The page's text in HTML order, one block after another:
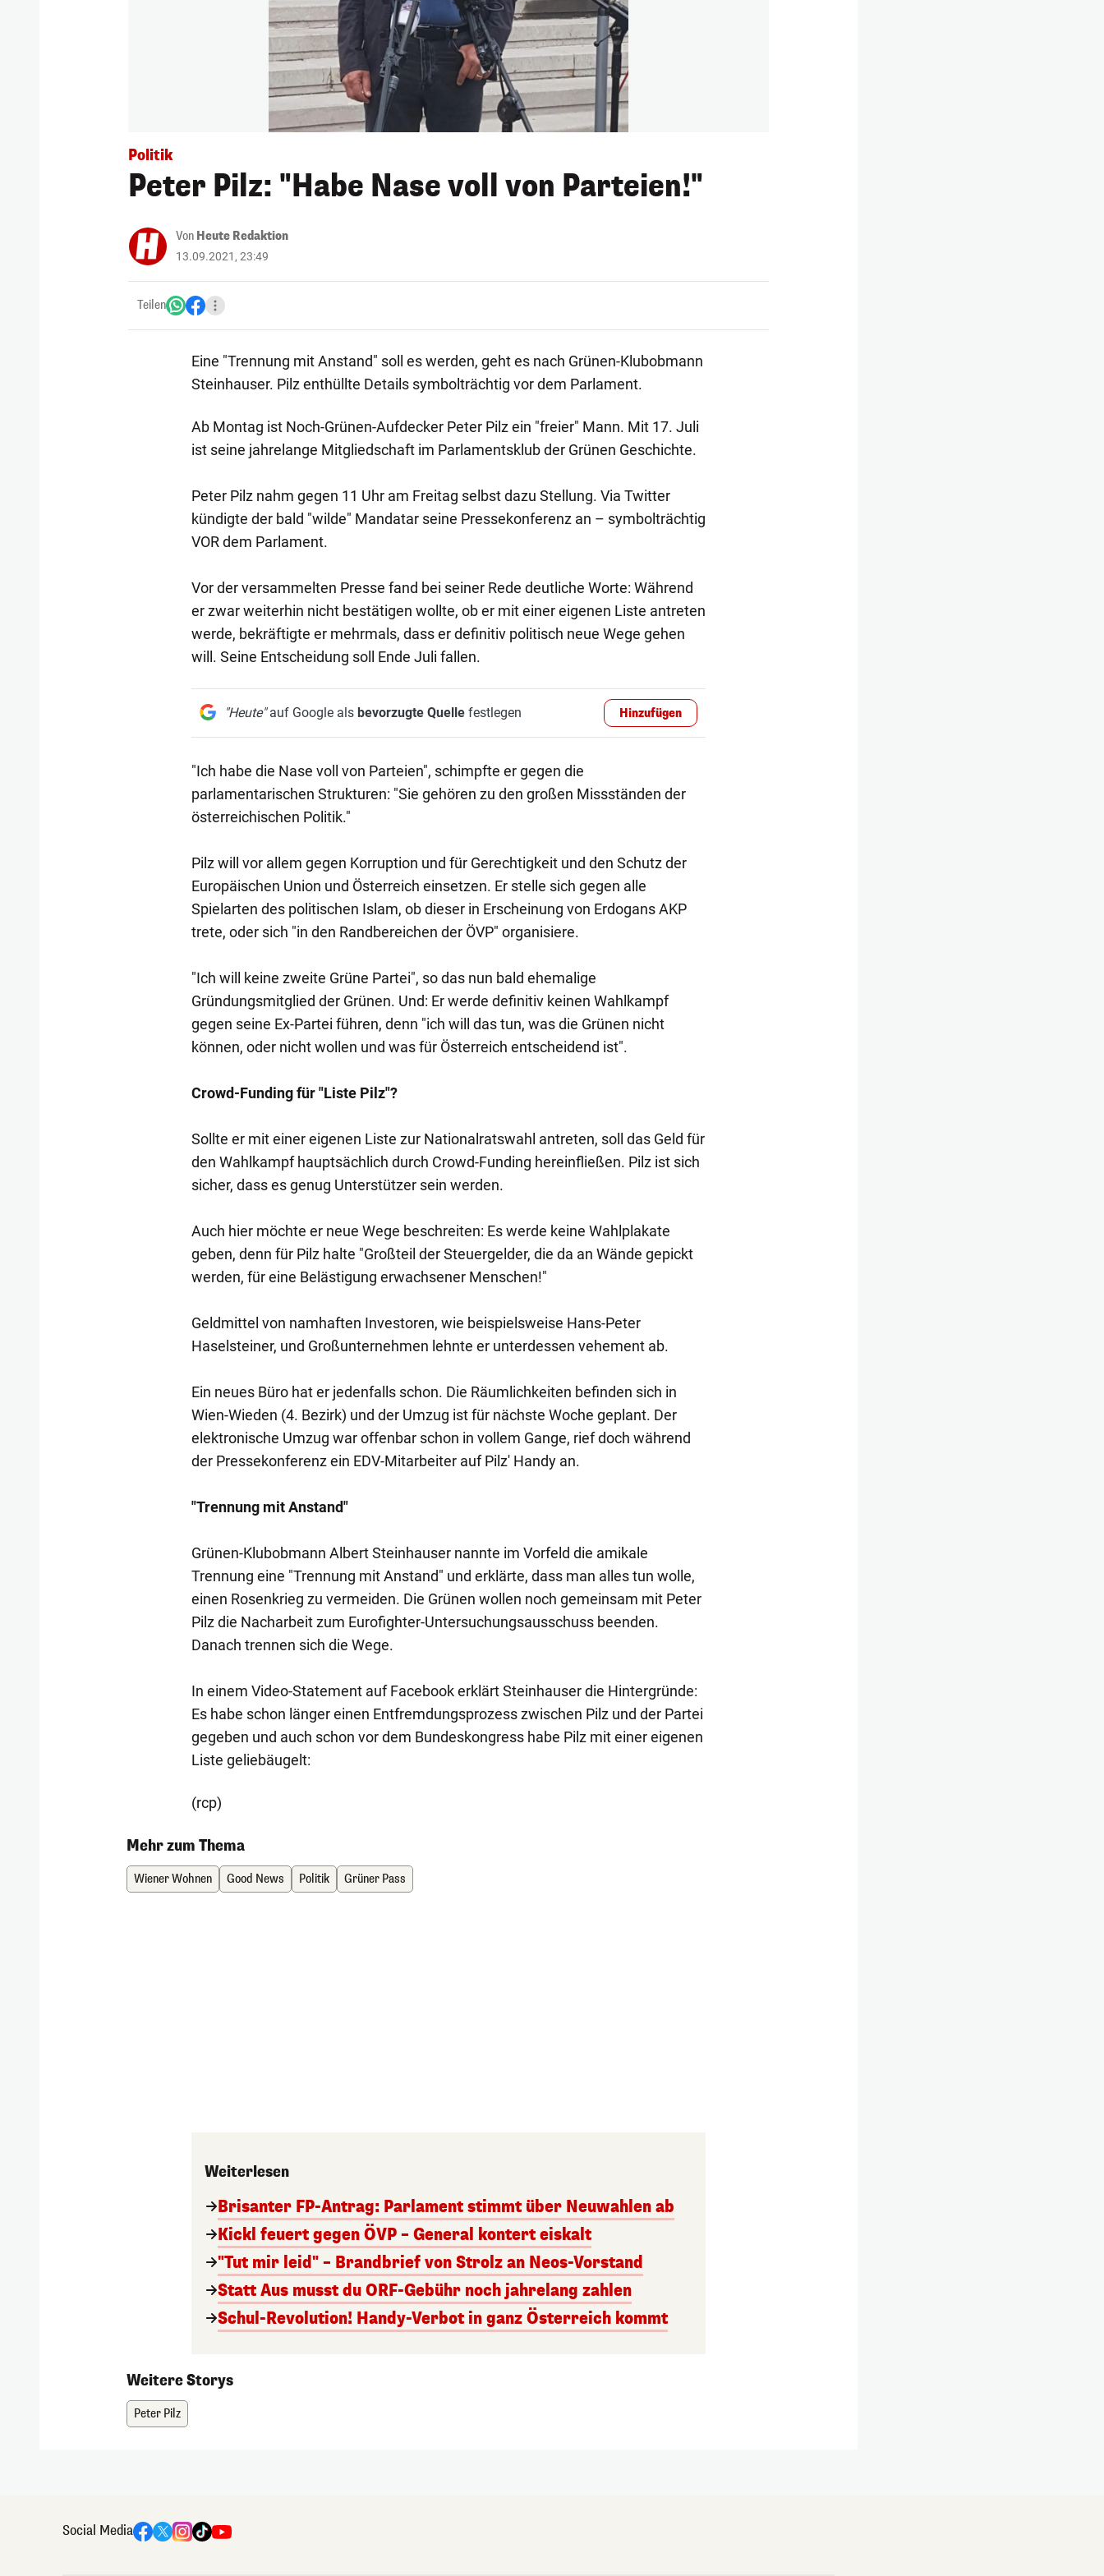
Politik
Peter Pilz: "Habe Nase voll von Parteien!"
Von Heute Redaktion
13.09.2021, 23:49
Teilen
Eine "Trennung mit Anstand" soll es werden, geht es nach Grünen-Klubobmann
Steinhauser. Pilz enthüllte Details symbolträchtig vor dem Parlament.
Ab Montag ist Noch-Grünen-Aufdecker Peter Pilz ein "freier" Mann. Mit 17. Juli
ist seine jahrelange Mitgliedschaft im Parlamentsklub der Grünen Geschichte.
Peter Pilz nahm gegen 11 Uhr am Freitag selbst dazu Stellung. Via Twitter
kündigte der bald "wilde" Mandatar seine Pressekonferenz an – symbolträchtig
VOR dem Parlament.
Vor der versammelten Presse fand bei seiner Rede deutliche Worte: Während
er zwar weiterhin nicht bestätigen wollte, ob er mit einer eigenen Liste antreten
werde, bekräftigte er mehrmals, dass er definitiv politisch neue Wege gehen
will. Seine Entscheidung soll Ende Juli fallen.
"Heute"auf Google als bevorzugte Quellefestlegen Hinzufügen
"Ich habe die Nase voll von Parteien", schimpfte er gegen die
parlamentarischen Strukturen: "Sie gehören zu den großen Missständen der
österreichischen Politik."
Pilz will vor allem gegen Korruption und für Gerechtigkeit und den Schutz der
Europäischen Union und Österreich einsetzen. Er stelle sich gegen alle
Spielarten des politischen Islam, ob dieser in Erscheinung von Erdogans AKP
trete, oder sich "in den Randbereichen der ÖVP" organisiere.
"Ich will keine zweite Grüne Partei", so das nun bald ehemalige
Gründungsmitglied der Grünen. Und: Er werde definitiv keinen Wahlkampf
gegen seine Ex-Partei führen, denn "ich will das tun, was die Grünen nicht
können, oder nicht wollen und was für Österreich entscheidend ist".
Crowd-Funding für "Liste Pilz"?
Sollte er mit einer eigenen Liste zur Nationalratswahl antreten, soll das Geld für
den Wahlkampf hauptsächlich durch Crowd-Funding hereinfließen. Pilz ist sich
sicher, dass es genug Unterstützer sein werden.
Auch hier möchte er neue Wege beschreiten: Es werde keine Wahlplakate
geben, denn für Pilz halte "Großteil der Steuergelder, die da an Wände gepickt
werden, für eine Belästigung erwachsener Menschen!"
Geldmittel von namhaften Investoren, wie beispielsweise Hans-Peter
Haselsteiner, und Großunternehmen lehnte er unterdessen vehement ab.
Ein neues Büro hat er jedenfalls schon. Die Räumlichkeiten befinden sich in
Wien-Wieden (4. Bezirk) und der Umzug ist für nächste Woche geplant. Der
elektronische Umzug war offenbar schon in vollem Gange, rief doch während
der Pressekonferenz ein EDV-Mitarbeiter auf Pilz' Handy an.
"Trennung mit Anstand"
Grünen-Klubobmann Albert Steinhauser nannte im Vorfeld die amikale
Trennung eine "Trennung mit Anstand" und erklärte, dass man alles tun wolle,
einen Rosenkrieg zu vermeiden. Die Grünen wollen noch gemeinsam mit Peter
Pilz die Nacharbeit zum Eurofighter-Untersuchungsausschuss beenden.
Danach trennen sich die Wege.
In einem Video-Statement auf Facebook erklärt Steinhauser die Hintergründe:
Es habe schon länger einen Entfremdungsprozess zwischen Pilz und der Partei
gegeben und auch schon vor dem Bundeskongress habe Pilz mit einer eigenen
Liste geliebäugelt:
(rcp)
Mehr zum Thema
Wiener Wohnen Good News Politik Grüner Pass
Weiterlesen
Brisanter FP-Antrag: Parlament stimmt über Neuwahlen ab
Kickl feuert gegen ÖVP – General kontert eiskalt
"Tut mir leid" – Brandbrief von Strolz an Neos-Vorstand
Statt Aus musst du ORF-Gebühr noch jahrelang zahlen
Schul-Revolution! Handy-Verbot in ganz Österreich kommt
Weitere Storys
Peter Pilz
Social Media